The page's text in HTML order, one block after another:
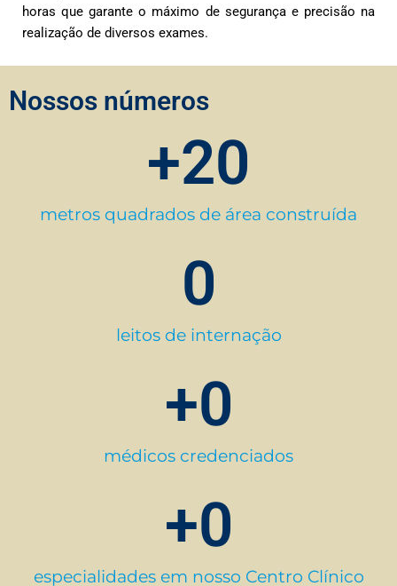
horas que garante o máximo de segurança e precisão na
realização de diversos exames.
Nossos números
metros quadrados de área construída
+20
leitos de internação
0
médicos credenciados
+0
especialidades em nosso Centro Clínico
+0